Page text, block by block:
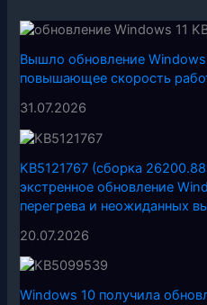
Вышло обновление Windows
повышающее скорость
31.07.2026
KB5121767 (сборка
экстренное обновление
перегрева и неожиданных
20.07.2026
Windows 10 получила